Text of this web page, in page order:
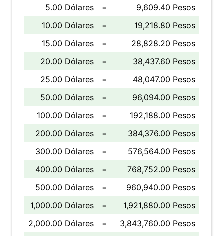
5.00 Dólares
=
9,609.40 Pesos
10.00 Dólares
=
19,218.80 Pesos
15.00 Dólares
=
28,828.20 Pesos
20.00 Dólares
=
38,437.60 Pesos
25.00 Dólares
=
48,047.00 Pesos
50.00 Dólares
=
96,094.00 Pesos
100.00 Dólares
=
192,188.00 Pesos
200.00 Dólares
=
384,376.00 Pesos
300.00 Dólares
=
576,564.00 Pesos
400.00 Dólares
=
768,752.00 Pesos
500.00 Dólares
=
960,940.00 Pesos
1,000.00 Dólares
=
1,921,880.00 Pesos
2,000.00 Dólares
=
3,843,760.00 Pesos